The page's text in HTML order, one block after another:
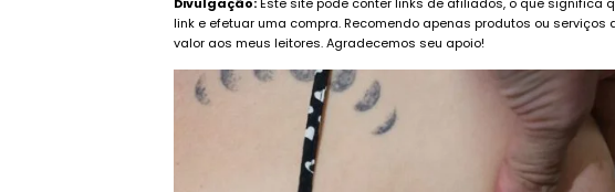
Divulgação:Este site pode conter links de afiliados, o que significa
link e efetuar uma compra. Recomendo apenas produtos ou
valor aos meus leitores. Agradecemos seu apoio!